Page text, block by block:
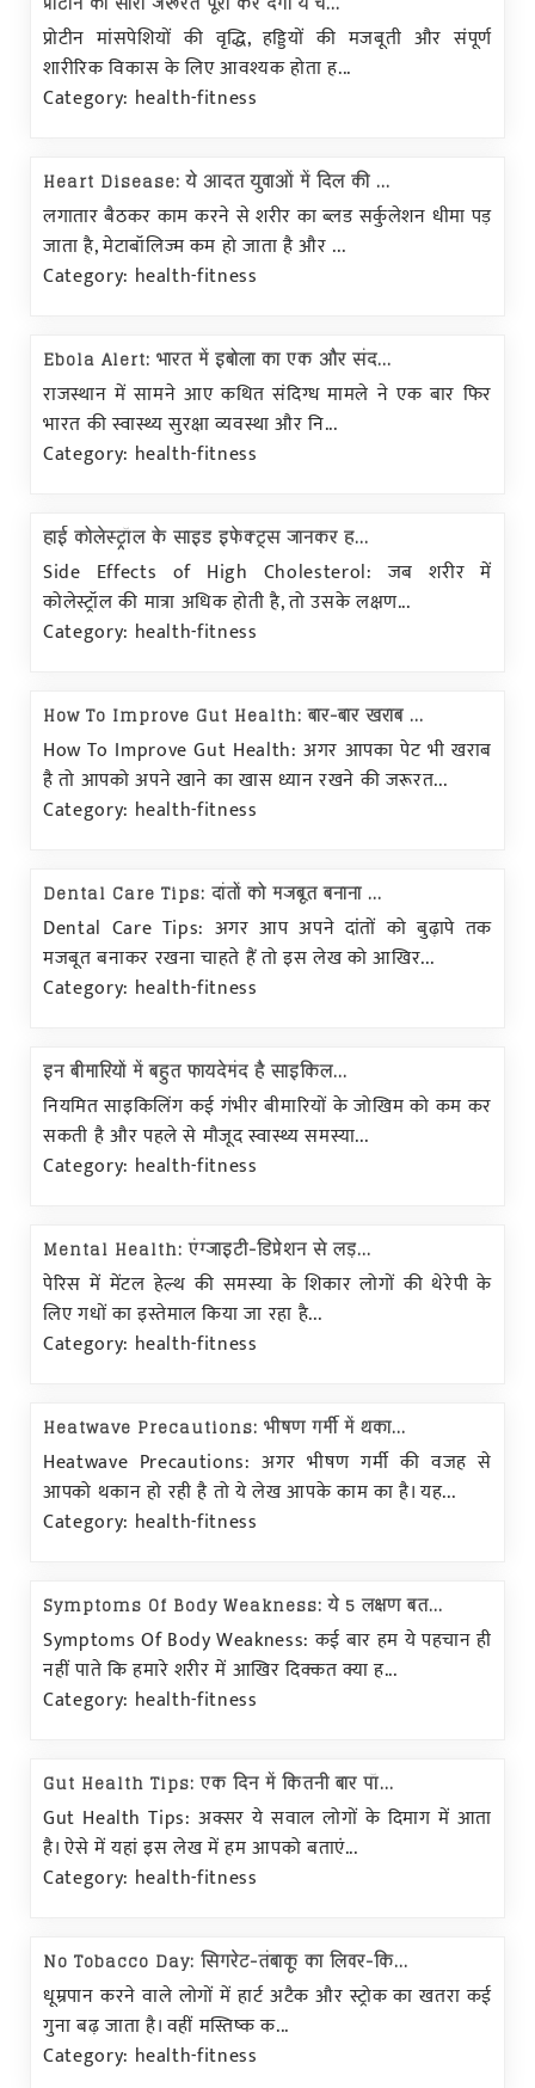
प्रोटीन मांसपेशियों की वृद्धि, हड्डियों की मजबूती और संपूर्ण
शारीरिक विकास के लिए आवश्यक होता ह...
Category: health-fitness
Heart Disease: ये आदत युवाओं में दिल की ...
लगातार बैठकर काम करने से शरीर का ब्लड सर्कुलेशन धीमा पड़
जाता है, मेटाबॉलिज्म कम हो जाता है और ...
Category: health-fitness
Ebola Alert: भारत में इबोला का एक और संद...
राजस्थान में सामने आए कथित संदिग्ध मामले ने एक बार फिर
भारत की स्वास्थ्य सुरक्षा व्यवस्था और नि...
Category: health-fitness
हाई कोलेस्ट्रॉल के साइड इफेक्ट्स जानकर ह...
Side Effects of High Cholesterol: जब शरीर में
कोलेस्ट्रॉल की मात्रा अधिक होती है, तो उसके लक्षण...
Category: health-fitness
How To Improve Gut Health: बार-बार खराब ...
How To Improve Gut Health: अगर आपका पेट भी खराब
है तो आपको अपने खाने का खास ध्यान रखने की जरूरत...
Category: health-fitness
Dental Care Tips: दांतों को मजबूत बनाना ...
Dental Care Tips: अगर आप अपने दांतों को बुढ़ापे तक
मजबूत बनाकर रखना चाहते हैं तो इस लेख को आखिर...
Category: health-fitness
इन बीमारियों में बहुत फायदेमंद है साइकिल...
नियमित साइकिलिंग कई गंभीर बीमारियों के जोखिम को कम कर
सकती है और पहले से मौजूद स्वास्थ्य समस्या...
Category: health-fitness
Mental Health: एंग्जाइटी-डिप्रेशन से लड़...
पेरिस में मेंटल हेल्थ की समस्या के शिकार लोगों की थेरेपी के
लिए गधों का इस्तेमाल किया जा रहा है...
Category: health-fitness
Heatwave Precautions: भीषण गर्मी में थका...
Heatwave Precautions: अगर भीषण गर्मी की वजह से
आपको थकान हो रही है तो ये लेख आपके काम का है। यह...
Category: health-fitness
Symptoms Of Body Weakness: ये 5 लक्षण बत...
Symptoms Of Body Weakness: कई बार हम ये पहचान ही
नहीं पाते कि हमारे शरीर में आखिर दिक्कत क्या ह...
Category: health-fitness
Gut Health Tips: एक दिन में कितनी बार पॉ...
Gut Health Tips: अक्सर ये सवाल लोगों के दिमाग में आता
है। ऐसे में यहां इस लेख में हम आपको बताएं...
Category: health-fitness
No Tobacco Day: सिगरेट-तंबाकू का लिवर-कि...
धूम्रपान करने वाले लोगों में हार्ट अटैक और स्ट्रोक का खतरा कई
गुना बढ़ जाता है। वहीं मस्तिष्क क...
Category: health-fitness